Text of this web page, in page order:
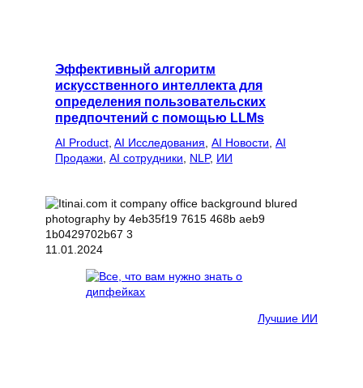
Эффективный алгоритм
искусственного интеллекта для
определения пользовательских
предпочтений с помощью LLMs
AI Product AI Исследования AI Новости AI
Продажи AI сотрудники NLP, ИИ
11.01.2024
Лучшие ИИ